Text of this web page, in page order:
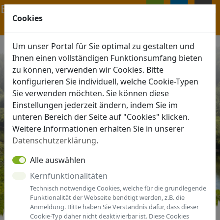
Cookies
Um unser Portal für Sie optimal zu gestalten und
Ihnen einen vollständigen Funktionsumfang bieten
zu können, verwenden wir Cookies. Bitte
konfigurieren Sie individuell, welche Cookie-Typen
Sie verwenden möchten. Sie können diese
Einstellungen jederzeit ändern, indem Sie im
unteren Bereich der Seite auf "Cookies" klicken.
Weitere Informationen erhalten Sie in unserer
Datenschutzerklärung.
Alle auswählen
Kernfunktionalitäten
Technisch notwendige Cookies, welche für die grundlegende
Funktionalität der Webseite benötigt werden, z.B. die
Anmeldung. Bitte haben Sie Verständnis dafür, dass dieser
Cookie-Typ daher nicht deaktivierbar ist. Diese Cookies
Navigation ein-/ausblenden
MENÜ